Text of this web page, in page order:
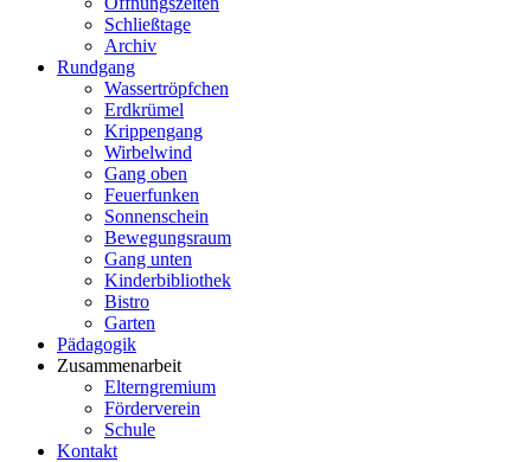
Schließtage
Archiv
Rundgang
Wassertröpfchen
Erdkrümel
Krippengang
Wirbelwind
Gang oben
Feuerfunken
Sonnenschein
Bewegungsraum
Gang unten
Kinderbibliothek
Bistro
Garten
Pädagogik
Zusammenarbeit
Elterngremium
Förderverein
Schule
Kontakt